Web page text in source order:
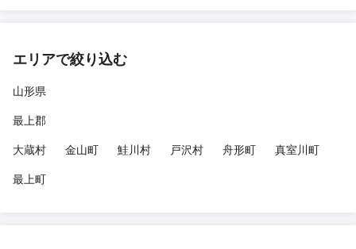
エリアで絞り込む
山形県
最上郡
大蔵村
金山町 鮭川村 戸沢村 舟形町
真室川町
最上町